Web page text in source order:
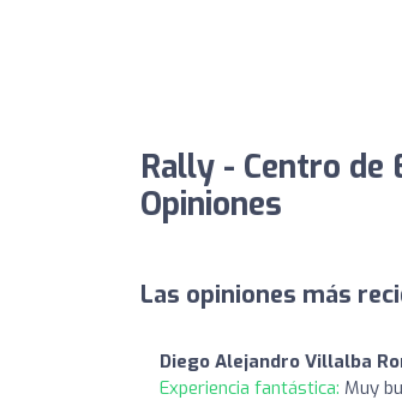
Rally - Centro de
Opiniones
Las opiniones más
Diego Alejandro Villalba
Experiencia fantástica: Muy